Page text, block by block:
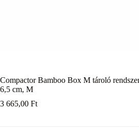
Compactor Bamboo Box M tároló
6,5 cm, M
3 665,00 Ft